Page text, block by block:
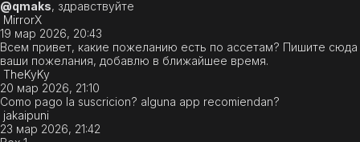
@qmaks, здравствуйте
MirrorX
19 мар 2026, 20:43
Всем привет, какие пожеланию есть по ассетам? Пишите сюда
ваши пожелания, добавлю в ближайшее время.
TheKyKy
20 мар 2026, 21:10
Como pago la suscricion? alguna app recomiendan?
jakaipuni
23 мар 2026, 21:42